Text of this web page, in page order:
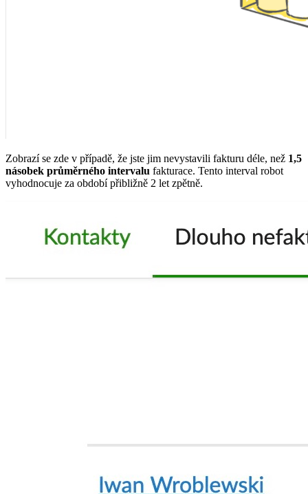
Zobrazí se zde v případě, že jste jim nevystavili fakturu déle, než 1,5
násobek průměrného intervalu fakturace. Tento interval robot
vyhodnocuje za období přibližně 2 let zpětně.